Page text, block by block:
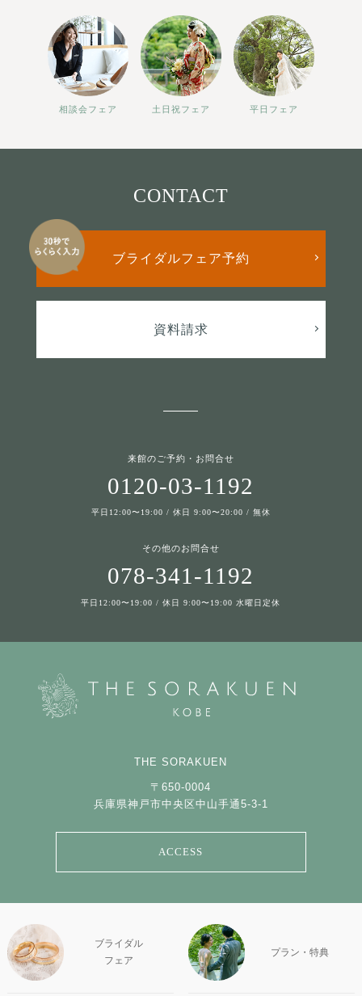
相談会フェア 土日祝フェア 平日フェア
CONTACT
ブライダルフェア予約
資料請求
来館のご予約・お問合せ
0120-03-1192
平日12:00〜19:00 / 休日 9:00〜20:00 / 無休
その他のお問合せ
078-341-1192
平日12:00〜19:00 / 休日 9:00〜19:00 水曜日定休
THE SORAKUEN
〒650-0004
兵庫県神戸市中央区中山手通5-3-1
ACCESS
ブライダル
フェア
プラン・特典